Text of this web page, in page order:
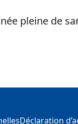
pleine de
Déclaration